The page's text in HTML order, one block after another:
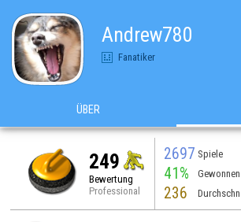
Andrew780
Fanatiker
ÜBER
249
Bewertung
Professional
2697 Spiele
41% Gewonnen
236